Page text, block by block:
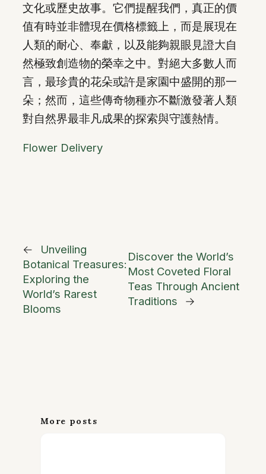
文化或歷史故事。它們提醒我們，真正的價
值有時並非體現在價格標籤上，而是展現在
人類的耐心、奉獻，以及能夠親眼見證大自
然極致創造物的榮幸之中。對絕大多數人而
言，最珍貴的花朵或許是家園中盛開的那一
朵；然而，這些傳奇物種亦不斷激發著人類
對自然界最非凡成果的探索與守護熱情。
Flower Delivery
←
Unveiling
Botanical Treasures:
Exploring the
World’s Rarest
Blooms
Discover the World’s
Most Coveted Floral
Teas Through Ancient
Traditions
→
More posts